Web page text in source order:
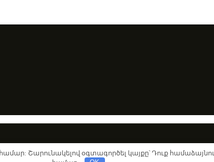
Շարունակելով օգտագործել կայքը՝ Դուք